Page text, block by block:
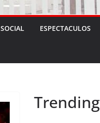
SOCIAL ESPECTACULOS
Trending